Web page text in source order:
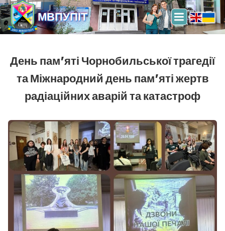
МВПУПІТ
День пам’яті Чорнобильської трагедії
та Міжнародний день пам’яті жертв
радіаційних аварій та катастроф